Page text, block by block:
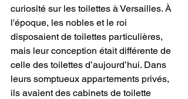
curiosité sur les toilettes à Versailles. À
l'époque, les nobles et le roi
disposaient de toilettes particulières,
mais leur conception était différente de
celle des toilettes d’aujourd’hui. Dans
leurs somptueux appartements privés,
ils avaient des cabinets de toilette